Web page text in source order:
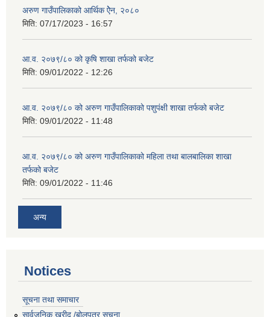
अरुण गाउँपालिकाको आर्थिक ऐेन, २०८०
मिति: 07/17/2023 - 16:57
आ.व. २०७९/८० को कृषि शाखा तर्फको बजेट
मिति: 09/01/2022 - 12:26
आ.व. २०७९/८० को अरुण गाउँपालिकाको पशुपंक्षी शाखा तर्फको बजेट
मिति: 09/01/2022 - 11:48
आ.व. २०७९/८० को अरुण गाउँपालिकाको महिला तथा बालबालिका शाखा
तर्फको बजेट
मिति: 09/01/2022 - 11:46
अन्य
Notices
सूचना तथा समाचार
सार्वजनिक खरीद /बोलपत्र सूचना